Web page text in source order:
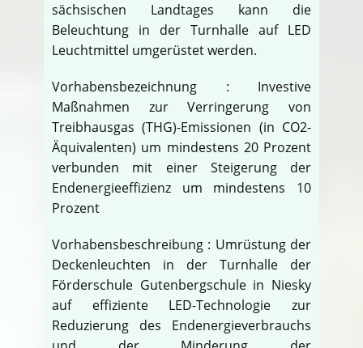
sächsischen Landtages kann die
Beleuchtung in der Turnhalle auf LED
Leuchtmittel umgerüstet werden.
Vorhabensbezeichnung : Investive
Maßnahmen zur Verringerung von
Treibhausgas (THG)-Emissionen (in CO2-
Äquivalenten) um mindestens 20 Prozent
verbunden mit einer Steigerung der
Endenergieeffizienz um mindestens 10
Prozent
Vorhabensbeschreibung : Umrüstung der
Deckenleuchten in der Turnhalle der
Förderschule Gutenbergschule in Niesky
auf effiziente LED-Technologie zur
Reduzierung des Endenergieverbrauchs